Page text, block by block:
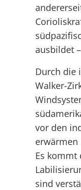
ausbildet
Durch die
Walker-
vor den
erwärmen
Es kommt
sind